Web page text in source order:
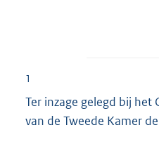
1
Ter inzage gelegd bij
van de Tweede Kamer